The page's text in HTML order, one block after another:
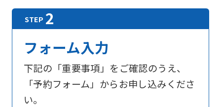
フォーム入力
下記の「重要事項」をご確認のうえ、
「予約フォーム」からお申し込みくださ
い。